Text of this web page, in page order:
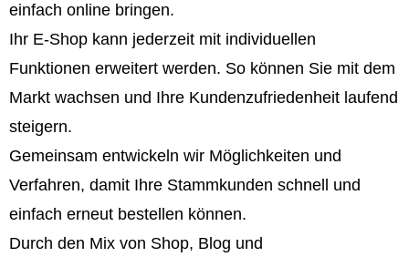
einfach online bringen.
Ihr E-Shop kann jederzeit mit individuellen
Funktionen erweitert werden. So können Sie mit dem
Markt wachsen und Ihre Kundenzufriedenheit laufend
steigern.
Gemeinsam entwickeln wir Möglichkeiten und
Verfahren, damit Ihre Stammkunden schnell und
einfach erneut bestellen können.
Durch den Mix von Shop, Blog und